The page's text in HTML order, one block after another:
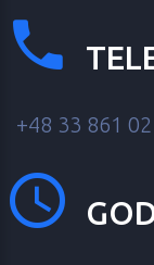
+48 33 861